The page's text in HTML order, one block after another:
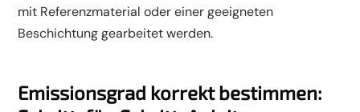
mit Referenzmaterial oder einer geeigneten
Beschichtung gearbeitet werden.
Emissionsgrad korrekt bestimmen: